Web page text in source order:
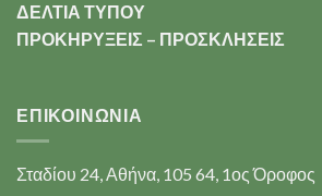
ΔΕΛΤΙΑ ΤΥΠΟΥ
ΠΡΟΚΗΡΥΞΕΙΣ – ΠΡΟΣΚΛΗΣΕΙΣ
ΕΠΙΚΟΙΝΩΝΊΑ
Σταδίου 24, Αθήνα, 105 64, 1ος Όροφος